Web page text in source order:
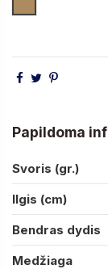
Papildoma
Svoris (gr.)
Ilgis (cm)
Bendras dydis
Medžiaga